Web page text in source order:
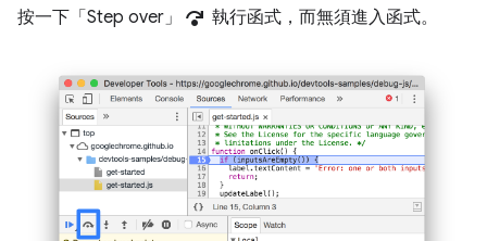
按一下「Step over」
step_over 執行函式，而無須進入函式。